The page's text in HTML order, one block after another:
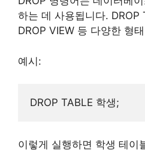
하는 데 사용됩니다. DROP
DROP VIEW 등 다양한 형
예시:
이렇게 실행하면 학생 테이